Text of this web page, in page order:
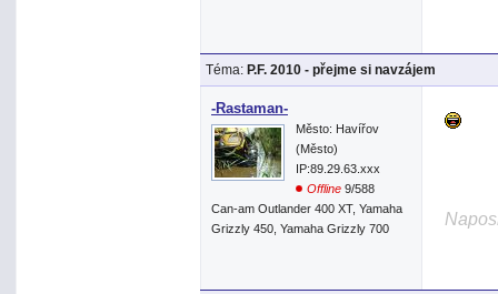
Téma: P.F. 2010 - přejme si navzájem
-Rastaman-
Město: Havířov
(Město)
IP:89.29.63.xxx
Offline 9/588
Can-am Outlander 400 XT, Yamaha
Grizzly 450, Yamaha Grizzly 700